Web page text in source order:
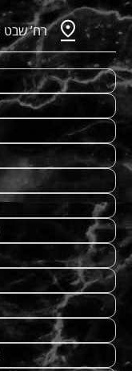
רח’ שבט 5, קריית גת